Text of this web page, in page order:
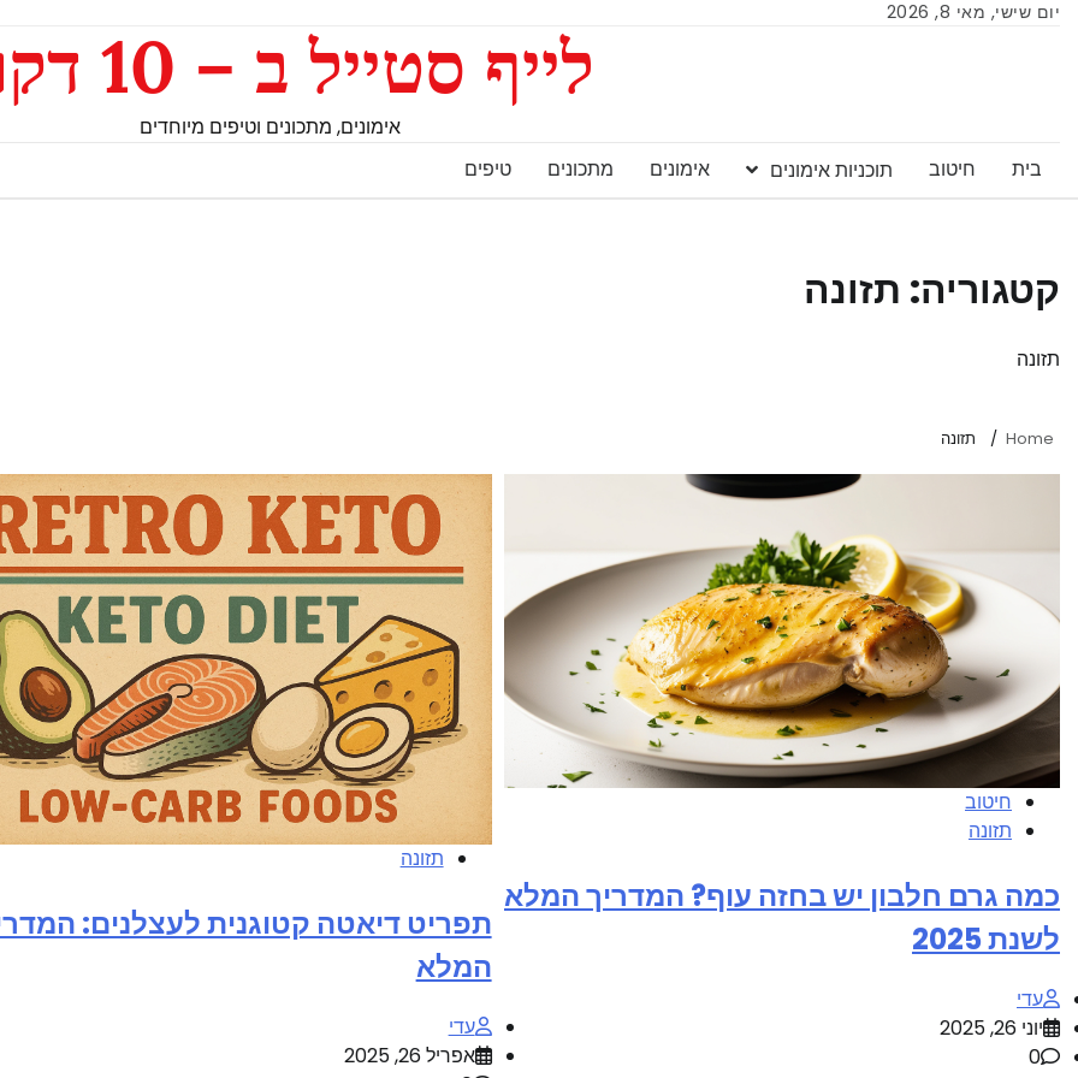
יום שישי, מאי 8, 2026
לייף סטייל ב – 10 דקות
אימונים, מתכונים וטיפים מיוחדים
בית
חיטוב תוכניות אימונים אימונים מתכונים טיפים
קטגוריה: תזונה
תזונה
Home תזונה
חיטוב
תזונה
כמה גרם חלבון יש בחזה עוף? המדריך המלא
לשנת 2025
עדי
יוני 26, 2025
0
תזונה
תפריט דיאטה קטוגנית לעצלנים:
המלא
עדי
אפריל 26, 2025